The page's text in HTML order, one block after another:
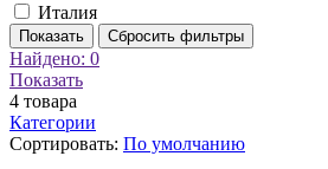
Италия
Показать Сбросить фильтры
Найдено: 0
Показать
4 товара
Категории
Сортировать: По умолчанию